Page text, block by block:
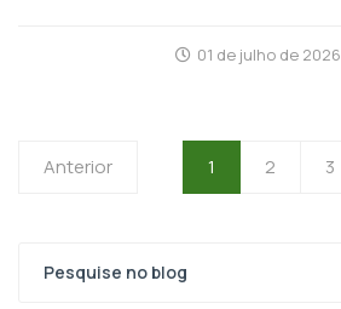
01 de julho de 2026
Anterior 1 2 3